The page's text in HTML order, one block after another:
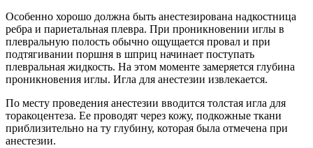
Особенно хорошо должна быть анестезирована надкостница
ребра и париетальная плевра. При проникновении иглы в
плевральную полость обычно ощущается провал и при
подтягивании поршня в шприц начинает поступать
плевральная жидкость. На этом моменте замеряется глубина
проникновения иглы. Игла для анестезии извлекается.
По месту проведения анестезии вводится толстая игла для
торакоцентеза. Ее проводят через кожу, подкожные ткани
приблизительно на ту глубину, которая была отмечена при
анестезии.